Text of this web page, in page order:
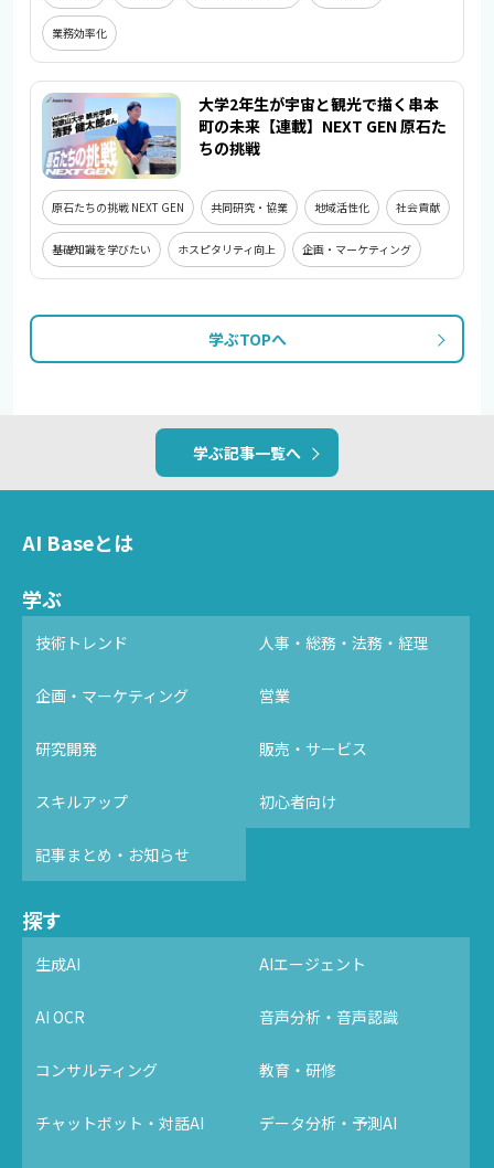
業務効率化
大学2年生が宇宙と観光で描く串本
町の未来【連載】NEXT GEN 原石た
ちの挑戦
原石たちの挑戦 NEXT GEN 共同研究・協業 地域活性化 社会貢献
基礎知識を学びたい ホスピタリティ向上 企画・マーケティング
学ぶTOPへ
学ぶ記事一覧へ
AI Baseとは
学ぶ
技術トレンド 人事・総務・法務・経理
企画・マーケティング 営業
研究開発 販売・サービス
スキルアップ 初心者向け
記事まとめ・お知らせ
探す
生成AI AIエージェント
AI OCR 音声分析・音声認識
コンサルティング 教育・研修
チャットボット・対話AI データ分析・予測AI